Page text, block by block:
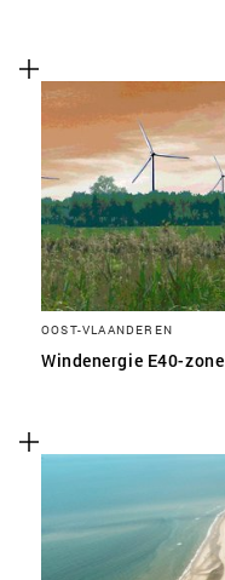
OOST-VLAANDEREN
Windenergie E40-zone